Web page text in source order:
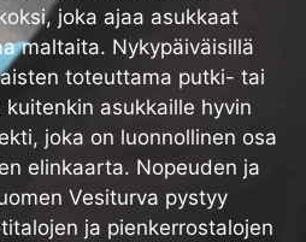
joka ajaa asukkaat
maltaita. Nykypäiväisillä
toteuttama putki- tai
asukkaille hyvin
joka on luonnollinen osa
elinkaarta. Nopeuden ja
Vesiturva pystyy
ja pienkerrostalojen